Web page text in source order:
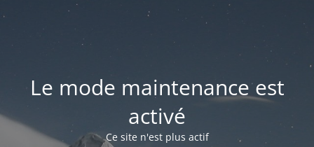
Le mode maintenance est
activé
Ce site n'est plus actif